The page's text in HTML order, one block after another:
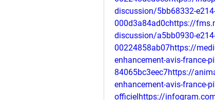
discussion/5bb68332-
000d3a84ad0chttps://
discussion/a5bb0930-
00224858ab07https://
enhancement-avis-france-
84065bc3eec7https://
enhancement-avis-france-
officielhttps://